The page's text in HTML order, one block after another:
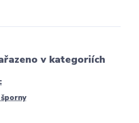
v kategoriích